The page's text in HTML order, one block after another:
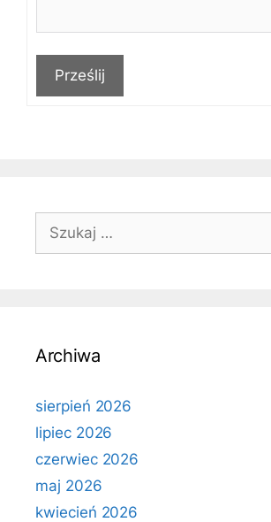
Prześlij
Szukaj:
Archiwa
sierpień 2026
lipiec 2026
czerwiec 2026
maj 2026
kwiecień 2026